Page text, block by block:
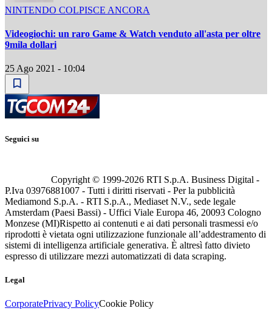
NINTENDO COLPISCE ANCORA
Videogiochi: un raro Game & Watch venduto all'asta per oltre
9mila dollari
25 Ago 2021 - 10:04
Seguici su
Copyright © 1999-2026 RTI S.p.A. Business Digital -
P.Iva 03976881007 - Tutti i diritti riservati - Per la pubblicità
Mediamond S.p.A. - RTI S.p.A., Mediaset N.V., sede legale
Amsterdam (Paesi Bassi) - Uffici Viale Europa 46, 20093 Cologno
Monzese (MI)Rispetto ai contenuti e ai dati personali trasmessi e/o
riprodotti è vietata ogni utilizzazione funzionale all’addestramento di
sistemi di intelligenza artificiale generativa. È altresì fatto divieto
espresso di utilizzare mezzi automatizzati di data scraping.
Legal
CorporatePrivacy PolicyCookie Policy